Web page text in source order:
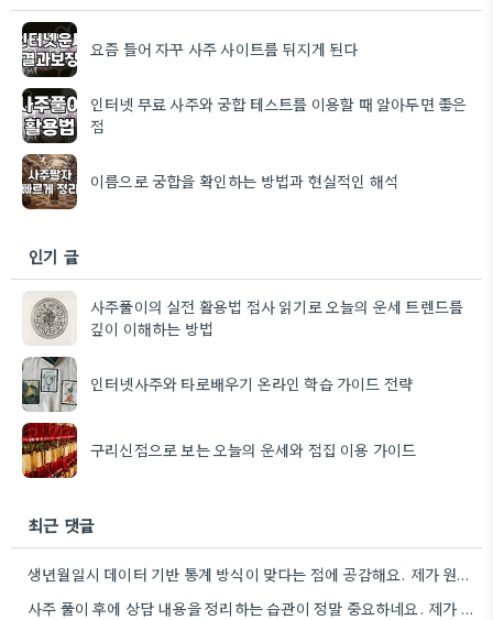
요즘 들어 자꾸 사주 사이트를 뒤지게 된다
인터넷 무료 사주와 궁합 테스트를 이용할 때 알아두면 좋은
점
이름으로 궁합을 확인하는 방법과 현실적인 해석
인기 글
사주풀이의 실전 활용법 점사 읽기로 오늘의 운세 트렌드를
깊이 이해하는 방법
인터넷사주와 타로배우기 온라인 학습 가이드 전략
구리신점으로 보는 오늘의 운세와 점집 이용 가이드
최근 댓글
생년월일시 데이터 기반 통계 방식이 맞다는 점에 공감해요. 제가 원래 데이터 분석에 관심이 많아서, 그런…
사주 풀이 후에 상담 내용을 정리하는 습관이 정말 중요하네요. 제가 비슷한 경험이 있어서, 그때 얻은…